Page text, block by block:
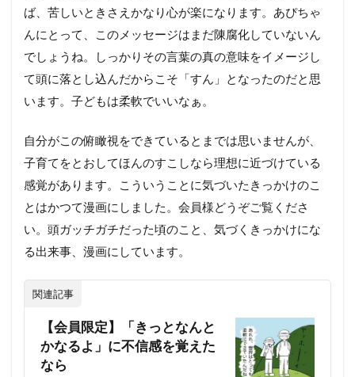
ば、苦しいときさえかなり心が楽になります。あぴちゃ
んにとって、このメッセージはまだ陳腐化していないん
でしょうね。しっかりその言葉の真の意味をイメージし
て頭に落とし込んだからこそ「すん」となったのだと思
います。子どもは柔軟でいいなぁ。
自分がこの俯瞰視をできているとまでは思いませんが、
子育てをとおしてほんのすこしなら理想に近づけている
感覚があります。こういうことに気づいたきっかけのこ
とはかつて漫画にしました。会員様どうぞご覧くださ
い。頭ガッチガチだった頃のこと、気づくきっかけにな
る出来事、漫画にしています。
関連記事
【会員限定】「きっとなんと
かなるよ」に不信感を覚えた
なら